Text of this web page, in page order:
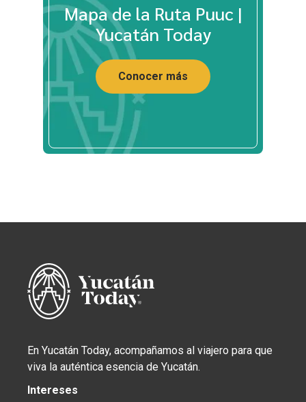
Mapa de la Ruta Puuc |
Yucatán Today
Conocer más
En Yucatán Today, acompañamos al viajero para que
viva la auténtica esencia de Yucatán.
Intereses